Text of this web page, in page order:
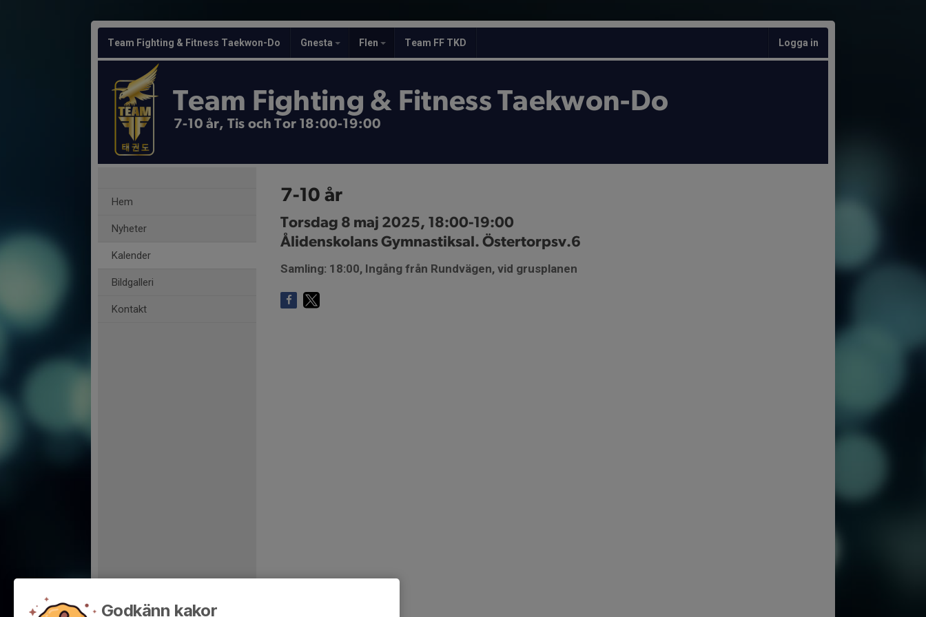
Team Fighting & Fitness Taekwon-Do Gnesta Flen Team FF TKD Logga in
Team Fighting & Fitness Taekwon-Do
7-10 år, Tis och Tor 18:00-19:00
Hem
Nyheter
Kalender
Bildgalleri
Kontakt
7-10 år
Torsdag 8 maj 2025, 18:00-19:00
Ålidenskolans Gymnastiksal. Östertorpsv.6
Samling: 18:00, Ingång från Rundvägen, vid grusplanen
Godkänn kakor